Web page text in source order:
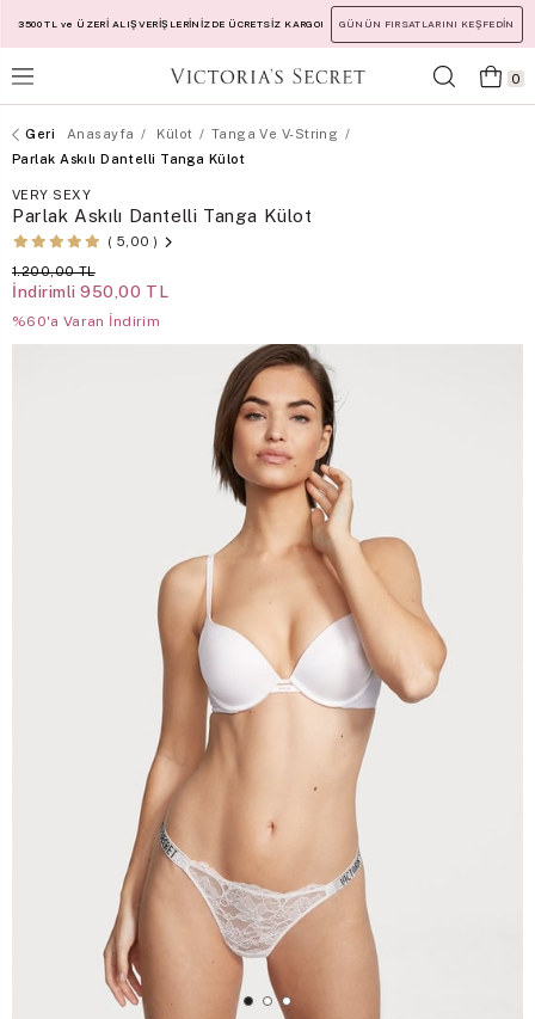
3500 TL ve ÜZERİ ALIŞVERİŞLERİNİZDE ÜCRETSİZ KARGO! GÜNÜN FIRSATLARINI KEŞFEDİN
0
Anasayfa Külot
Tanga Ve V-String
Parlak Askılı Dantelli Tanga Külot
VERY SEXY
Parlak Askılı Dantelli Tanga Külot
5,00
1.200,00 TL
İndirimli 950,00 TL
%60'a Varan İndirim